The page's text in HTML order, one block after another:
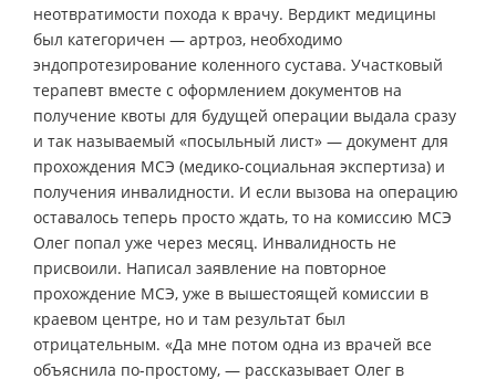
неотвратимости похода к врачу. Вердикт медицины
был категоричен — артроз, необходимо
эндопротезирование коленного сустава. Участковый
терапевт вместе с оформлением документов на
получение квоты для будущей операции выдала сразу
и так называемый «посыльный лист» — документ для
прохождения МСЭ (медико-социальная экспертиза) и
получения инвалидности. И если вызова на операцию
оставалось теперь просто ждать, то на комиссию МСЭ
Олег попал уже через месяц. Инвалидность не
присвоили. Написал заявление на повторное
прохождение МСЭ, уже в вышестоящей комиссии в
краевом центре, но и там результат был
отрицательным. «Да мне потом одна из врачей все
объяснила по-простому, — рассказывает Олег в